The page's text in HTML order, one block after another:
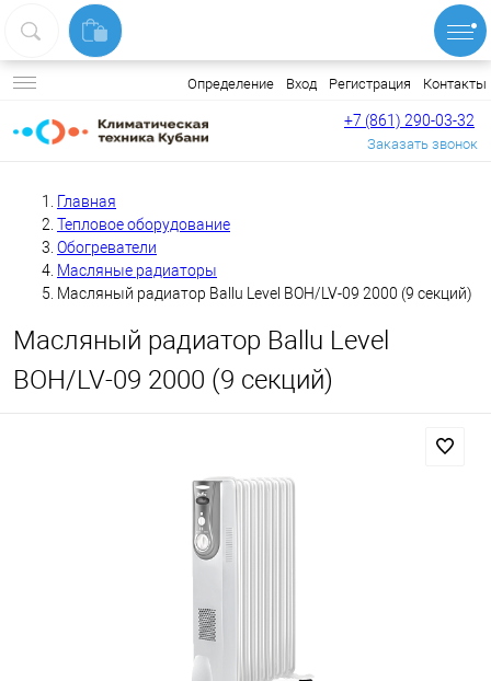
Определение Вход Регистрация Контакты
+7 (861) 290-03-32
Заказать звонок
Главная
Тепловое оборудование
Обогреватели
Масляные радиаторы
Масляный радиатор Ballu Level BOH/LV-09 2000 (9 секций)
Масляный радиатор Ballu Level
BOH/LV-09 2000 (9 секций)